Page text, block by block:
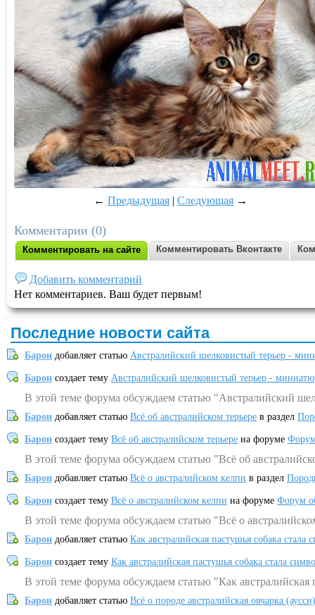
← Предыдущая | Следующая →
Комментарии (0)
Комментировать на сайте Комментировать Вконтакте
Добавить комментарий
Нет комментариев. Ваш будет первым!
Последние новости сайта
Барон добавляет статью Австралийский шелковистый терьер -
Барон создает тему Австралийский шелковистый терьер -
В этой теме форума обсуждаем статью "Австралийский
Барон добавляет статью Всё об австралийском терьере в раздел
Барон создает тему Всё об австралийском терьере на форуме
В этой теме форума обсуждаем статью "Всё об
Барон добавляет статью Всё о австралийском келпи в раздел
Барон создает тему Всё о австралийском келпи на форуме Форум
В этой теме форума обсуждаем статью "Всё о
Барон добавляет статью Как австралийская пастушья собака
Барон создает тему Как австралийская пастушья собака стала
В этой теме форума обсуждаем статью "Как
Барон добавляет статью Всё о породе австралийская овчарка (аусси)